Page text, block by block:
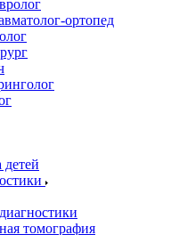
ортопед
томография